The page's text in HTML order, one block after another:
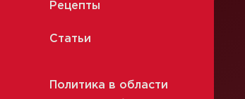
Рецепты
Статьи
Политика в области